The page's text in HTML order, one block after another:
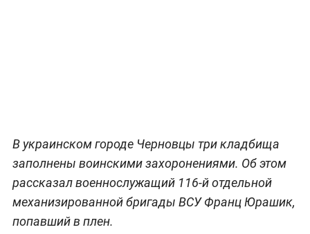
В украинском городе Черновцы три кладбища
заполнены воинскими захоронениями. Об этом
рассказал военнослужащий 116-й отдельной
механизированной бригады ВСУ Франц Юрашик,
попавший в плен.